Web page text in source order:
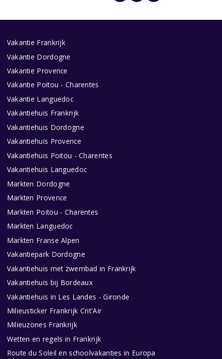
Vakantie Frankrijk
Vakantie Dordogne
Vakantie Provence
Vakantie Poitou - Charentes
Vakantie Languedoc
Vakantiehuis Frankrijk
Vakantiehuis Dordogne
Vakantiehuis Provence
Vakantiehuis Poitou - Charentes
Vakantiehuis Languedoc
Markten Dordogne
Markten Provence
Markten Poitou - Charentes
Markten Languedoc
Markten Franse Alpen
Vakantiepark Dordogne
Vakantiehuis met zwembad in Frankrijk
Vakantiehuis bij Bordeaux
Vakantiehuis in Les Landes - Gironde
Milieusticker Frankrijk Crit'Air
Milieuzones Frankrijk
Wetten en regels in Frankrijk
Route du Soleil en schoolvakanties in Europa